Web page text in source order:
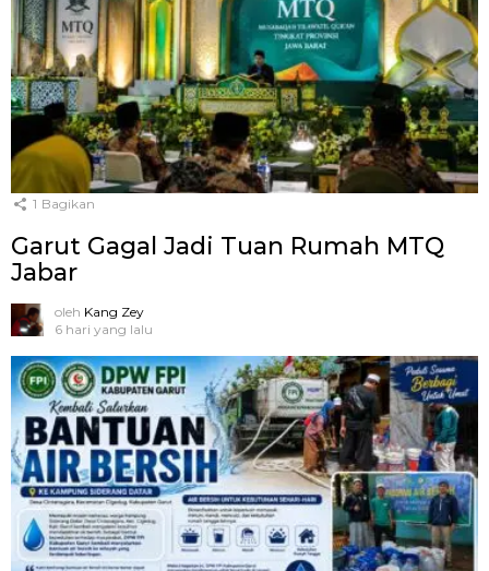
1 Bagikan
Garut Gagal Jadi Tuan Rumah MTQ
Jabar
oleh Kang Zey
6 hari yang lalu